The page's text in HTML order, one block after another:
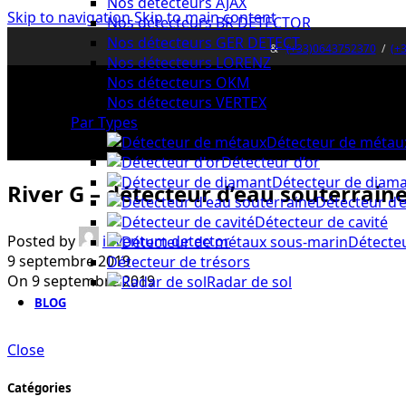
Skip to navigationSkip to main content
&(+33)0643752370/
Nos détecteurs BR DETECTOR
Nos détecteurs GER DETECT
Nos détecteurs LORENZ
Nos détecteurs OKM
Nos détecteurs VERTEX
Par Types
Détecteur de
Détecteur d’or
Détecteur de
Détecteur
Détecteur de cavité
Détecteur de trésors
Radar de sol
BLOG
River G – détecteur d’eau
Posted by
inventum detector
9 septembre 2019
On 9 septembre 2019
Close
Catégories